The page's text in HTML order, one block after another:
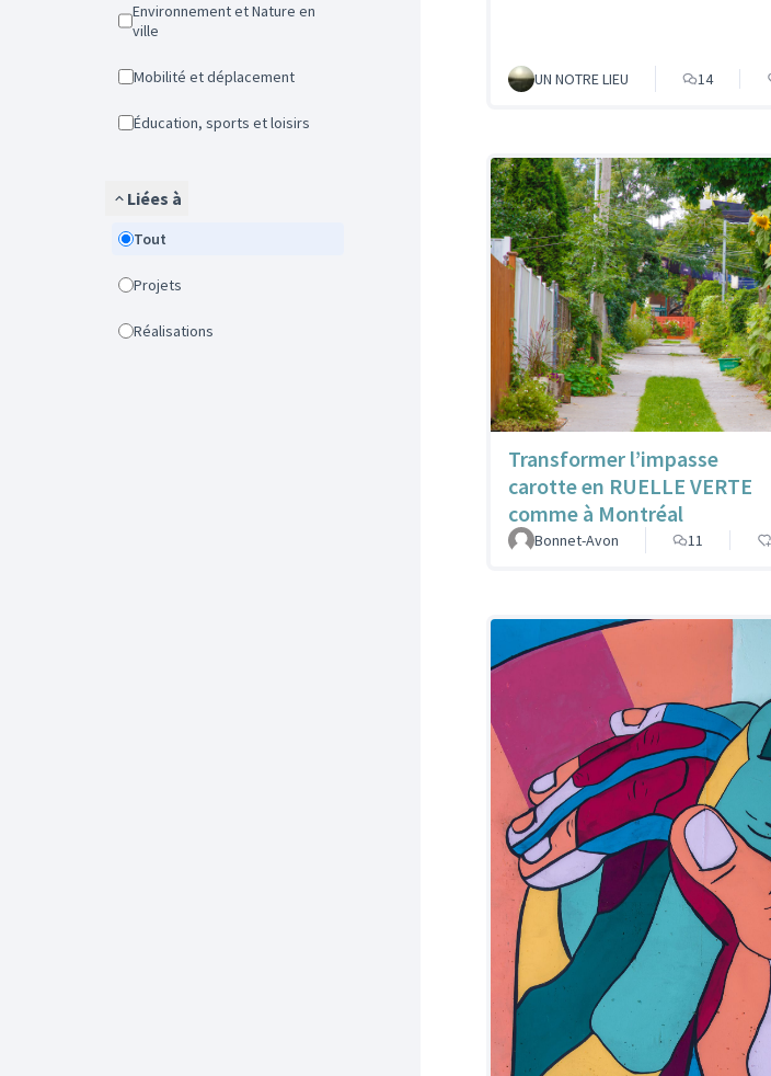
Environnement et Nature en
ville
Mobilité et déplacement
Éducation, sports et loisirs
Liées à
Tout
Projets
Réalisations
UN NOTRE LIEU 14
Transformer l’impasse
carotte en RUELLE VERTE
comme à Montréal
Bonnet-Avon 11